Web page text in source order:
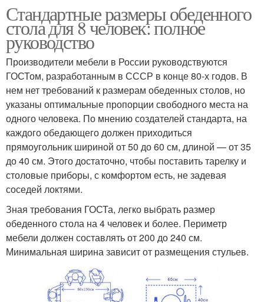
Стандартные размеры обеденного
стола для 8 человек: полное
руководство
Производители мебели в России руководствуются
ГОСТом, разработанным в СССР в конце 80-х годов. В
нем нет требований к размерам обеденных столов, но
указаны оптимальные пропорции свободного места на
одного человека. По мнению создателей стандарта, на
каждого обедающего должен приходиться
прямоугольник шириной от 50 до 60 см, длиной — от 35
до 40 см. Этого достаточно, чтобы поставить тарелку и
столовые приборы, с комфортом есть, не задевая
соседей локтями.
Зная требования ГОСТа, легко выбрать размер
обеденного стола на 4 человек и более. Периметр
мебели должен составлять от 200 до 240 см.
Минимальная ширина зависит от размещения стульев.